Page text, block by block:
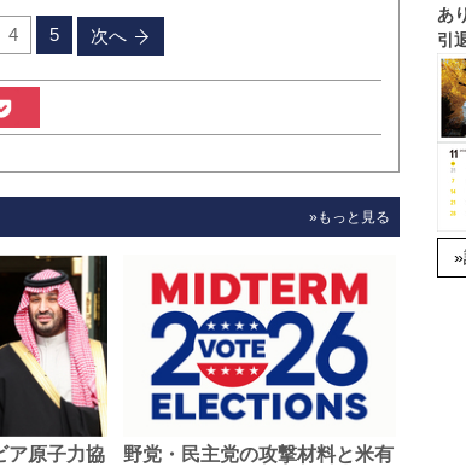
4 5 次へ
»もっと見る
ア原子力協
野党・民主党の攻撃材料と米有
あ
引